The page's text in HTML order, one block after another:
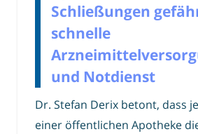
Schließungen
schnelle
und Notdienst
Dr. Stefan Derix betont, dass
einer öffentlichen Apotheke